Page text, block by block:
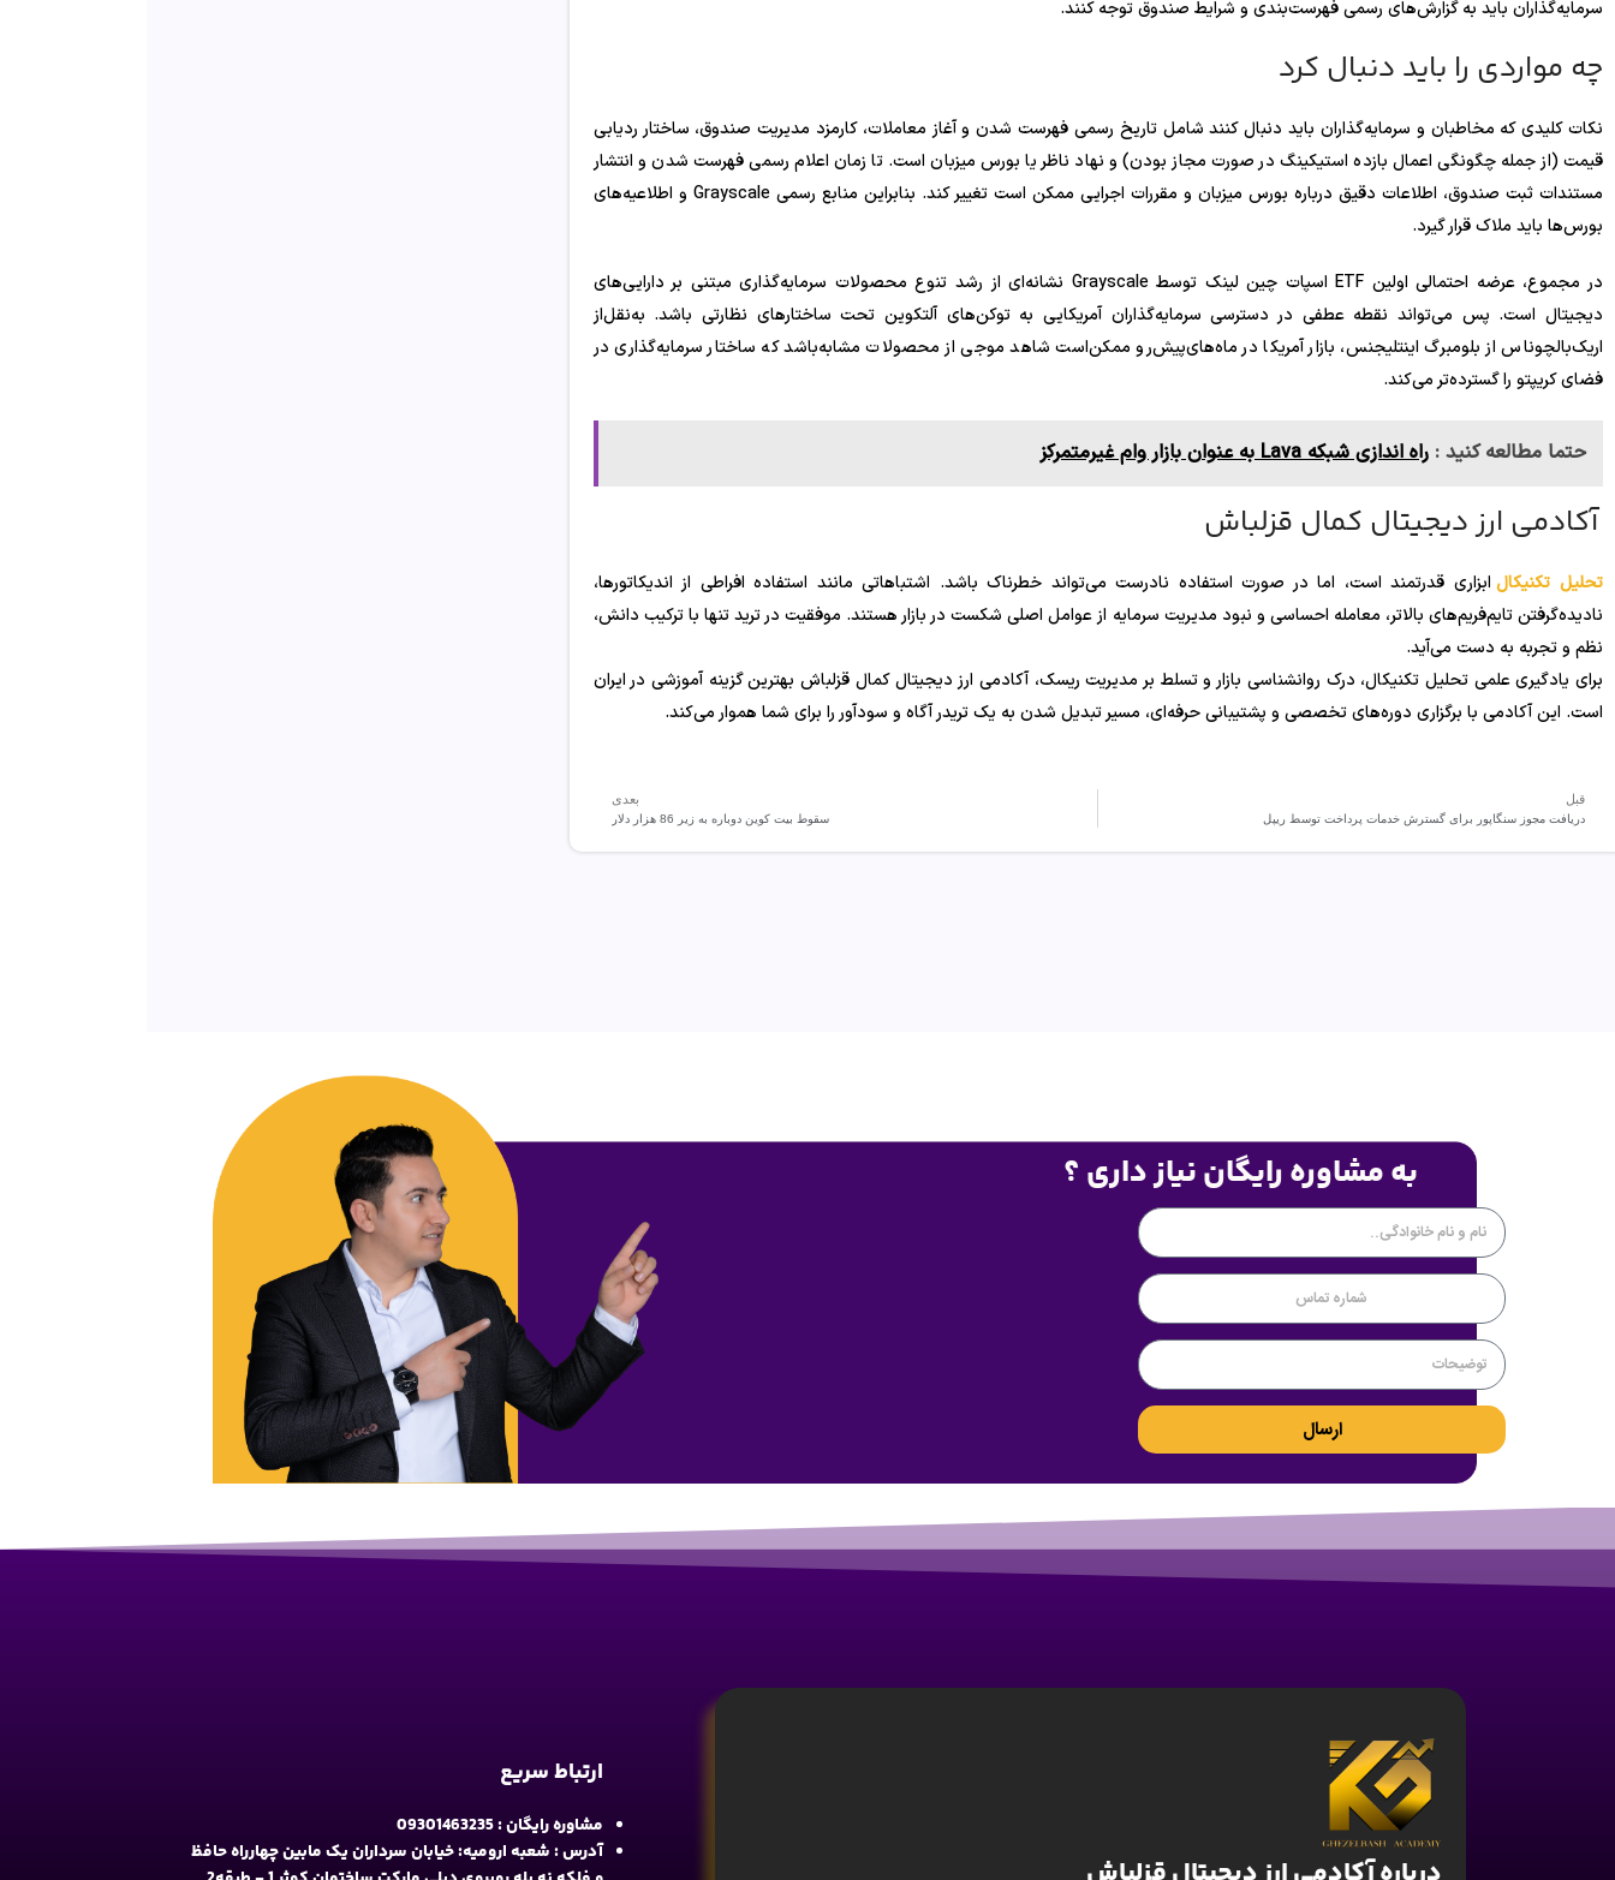
سرمایه‌گذاران باید به گزارش‌های رسمی فهرست‌بندی و شرایط صندوق توجه کنند.
چه مواردی را باید دنبال کرد
نکات کلیدی که مخاطبان و سرمایه‌گذاران باید دنبال کنند شامل تاریخ رسمی فهرست شدن و آغاز معاملات، کارمزد مدیریت صندوق، ساختار ردیابی
قیمت (از جمله چگونگی اعمال بازده استیکینگ در صورت مجاز بودن) و نهاد ناظر یا بورس میزبان است. تا زمان اعلام رسمی فهرست شدن و انتشار
مستندات ثبت صندوق، اطلاعات دقیق درباره بورس میزبان و مقررات اجرایی ممکن است تغییر کند. بنابراین منابع رسمی Grayscale و اطلاعیه‌های
بورس‌ها باید ملاک قرار گیرد.
در مجموع، عرضه احتمالی اولین ETF اسپات چین لینک توسط Grayscale نشانه‌ای از رشد تنوع محصولات سرمایه‌گذاری مبتنی بر دارایی‌های
دیجیتال است. پس می‌تواند نقطه عطفی در دسترسی سرمایه‌گذاران آمریکایی به توکن‌های آلتکوین تحت ساختارهای نظارتی باشد. به‌نقل‌از
اریک‌بالچوناس از بلومبرگ اینتلیجنس، بازار آمریکا در ماه‌های‌پیش‌رو ممکن‌است شاهد موجی از محصولات مشابه‌باشد که ساختار سرمایه‌گذاری در
فضای کریپتو را گسترده‌تر می‌کند.
حتما مطالعه کنید : راه اندازی شبکه Lava به عنوان بازار وام غیرمتمرکز
آکادمی ارز دیجیتال کمال قزلباش
تحلیل تکنیکالابزاری قدرتمند است، اما در صورت استفاده نادرست می‌تواند خطرناک باشد. اشتباهاتی مانند استفاده افراطی از اندیکاتورها،
نادیده‌گرفتن تایم‌فریم‌های بالاتر، معامله احساسی و نبود مدیریت سرمایه از عوامل اصلی شکست در بازار هستند. موفقیت در ترید تنها با ترکیب دانش،
نظم و تجربه به دست می‌آید.
برای یادگیری علمی تحلیل تکنیکال، درک روانشناسی بازار و تسلط بر مدیریت ریسک، آکادمی ارز دیجیتال کمال قزلباش بهترین گزینه آموزشی در ایران
است. این آکادمی با برگزاری دوره‌های تخصصی و پشتیبانی حرفه‌ای، مسیر تبدیل شدن به یک تریدر آگاه و سودآور را برای شما هموار می‌کند.
قبل
دریافت مجوز سنگاپور برای گسترش خدمات پرداخت توسط ریپل
بعدی
سقوط بیت کوین دوباره به زیر 86 هزار دلار
به مشاوره رایگان نیاز داری ؟
ارسال
ارتباط سریع
مشاوره رایگان : 09301463235
آدرس : شعبه ارومیه: خیابان سرداران یک مابین چهارراه حافظ